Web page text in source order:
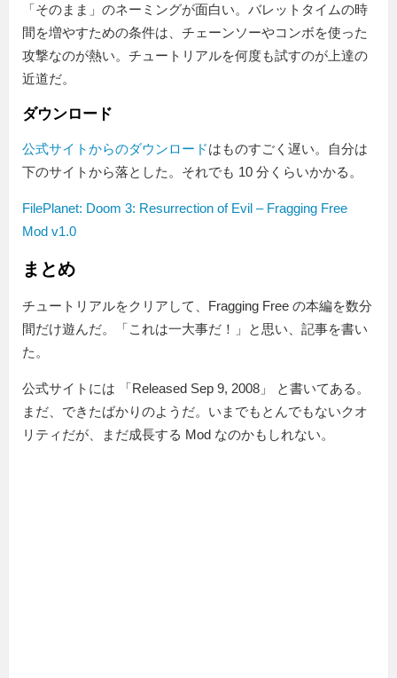
「そのまま」のネーミングが面白い。バレットタイムの時
間を増やすための条件は、チェーンソーやコンボを使った
攻撃なのが熱い。チュートリアルを何度も試すのが上達の
近道だ。
ダウンロード
公式サイトからのダウンロードはものすごく遅い。自分は
下のサイトから落とした。それでも 10 分くらいかかる。
FilePlanet: Doom 3: Resurrection of Evil – Fragging Free
Mod v1.0
まとめ
チュートリアルをクリアして、Fragging Free の本編を数分
間だけ遊んだ。「これは一大事だ！」と思い、記事を書い
た。
公式サイトには Released Sep 9, 2008
と書いてある。
まだ、できたばかりのようだ。いまでもとんでもないクオ
リティだが、まだ成長する Mod なのかもしれない。